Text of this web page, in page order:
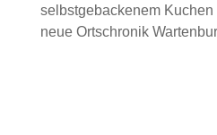
selbstgebackenem
neue Ortschronik